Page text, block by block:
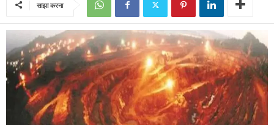
साझा करना